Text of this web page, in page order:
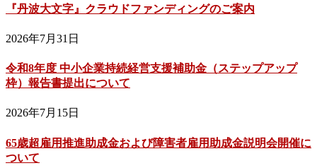
『丹波大文字』クラウドファンディングのご案内
2026年7月31日
令和8年度 中小企業持続経営支援補助金（ステップアップ
枠）報告書提出について
2026年7月15日
65歳超雇用推進助成金および障害者雇用助成金説明会開催に
ついて